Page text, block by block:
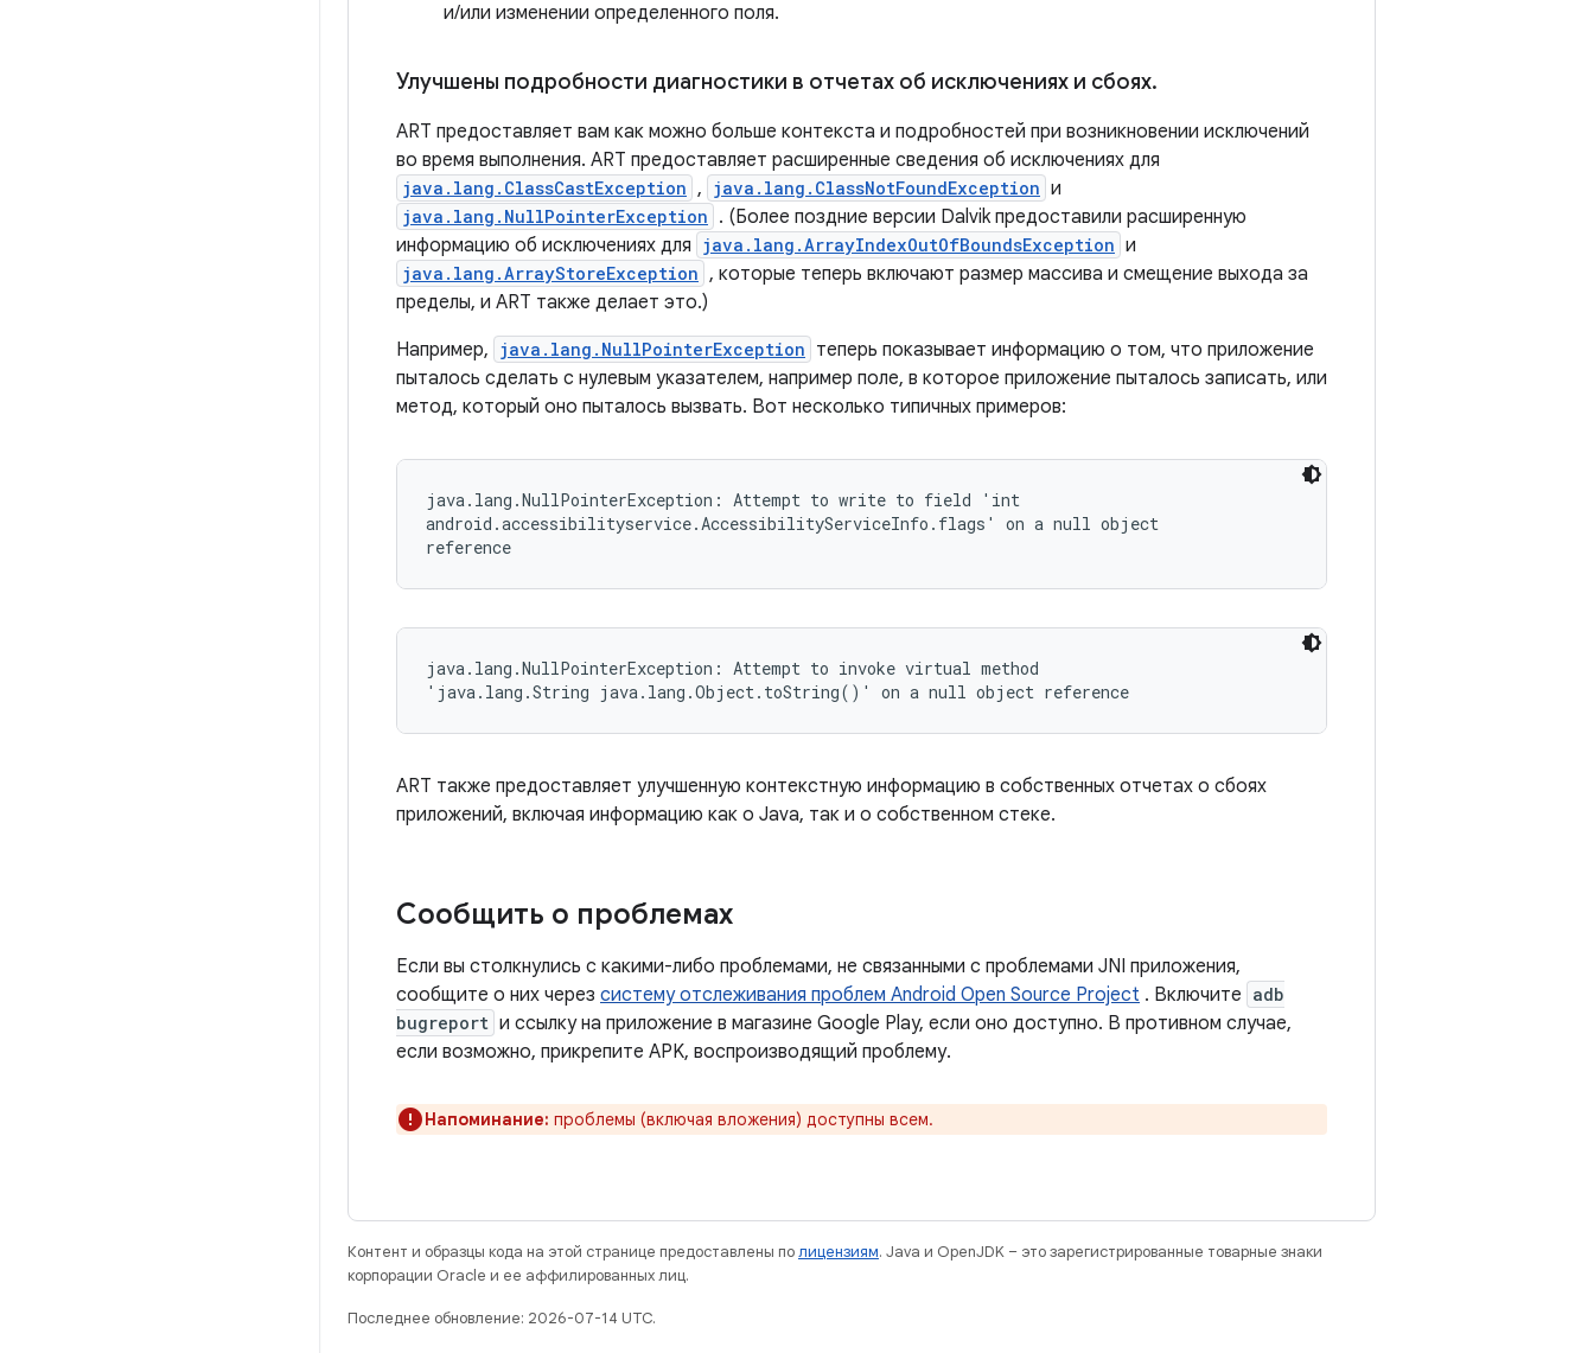
и/или изменении определенного поля.
Улучшены подробности диагностики в отчетах об исключениях и сбоях.
ART предоставляет вам как можно больше контекста и подробностей при возникновении исключений
во время выполнения. ART предоставляет расширенные сведения об исключениях для
java.lang.ClassCastException , java.lang.ClassNotFoundException и
java.lang.NullPointerException . (Более поздние версии Dalvik предоставили расширенную
информацию об исключениях для java.lang.ArrayIndexOutOfBoundsException и
java.lang.ArrayStoreException , которые теперь включают размер массива и смещение выхода за
пределы, и ART также делает это.)
Например, java.lang.NullPointerException теперь показывает информацию о том, что приложение
пыталось сделать с нулевым указателем, например поле, в которое приложение пыталось записать, или
метод, который оно пыталось вызвать. Вот несколько типичных примеров:
java.lang.NullPointerException: Attempt to write to field 'int
android.accessibilityservice.AccessibilityServiceInfo.flags' on a null object
reference
java.lang.NullPointerException: Attempt to invoke virtual method
'java.lang.String java.lang.Object.toString()' on a null object reference
ART также предоставляет улучшенную контекстную информацию в собственных отчетах о сбоях
приложений, включая информацию как о Java, так и о собственном стеке.
Сообщить о проблемах
Если вы столкнулись с какими-либо проблемами, не связанными с проблемами JNI приложения,
сообщите о них через систему отслеживания проблем Android Open Source Project . Включите adb
bugreport и ссылку на приложение в магазине Google Play, если оно доступно. В противном случае,
если возможно, прикрепите APK, воспроизводящий проблему.
Напоминание: проблемы (включая вложения) доступны всем.
Контент и образцы кода на этой странице предоставлены полицензиям. Java и OpenJDK – это зарегистрированные товарные знаки
корпорации Oracle и ее аффилированных лиц.
Последнее обновление: 2026-07-14 UTC.